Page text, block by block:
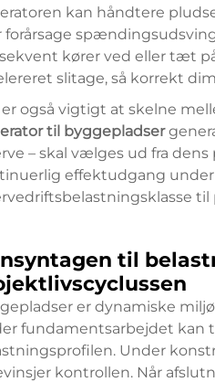
kan håndtere
forårsage
kører ved eller tæt
slitage, så korrekt
også vigtigt at skelne
til byggepladser
– skal vælges ud fra
effektudgang
til
er dynamiske
fundamentsarbejdet kan
Under
kontrollen. Når